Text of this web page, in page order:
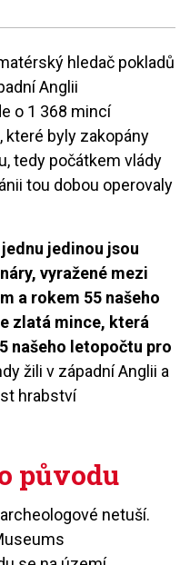
hledač pokladů
Anglii
o 1 368 mincí
které byly zakopány
tedy počátkem vlády
tou dobou operovaly
jedinou jsou
vyražené mezi
a rokem 55 našeho
zlatá mince, která
našeho letopočtu pro
žili v západní Anglii a
hrabství
původu
netuší.